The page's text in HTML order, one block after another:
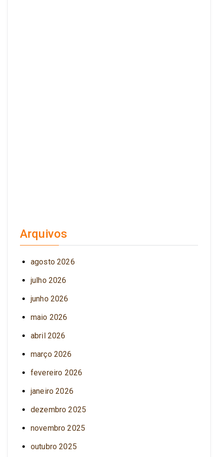
Arquivos
agosto 2026
julho 2026
junho 2026
maio 2026
abril 2026
março 2026
fevereiro 2026
janeiro 2026
dezembro 2025
novembro 2025
outubro 2025